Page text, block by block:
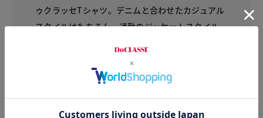
ゥクラッセTシャツ。デニムと合わせたカジュアル
スタイルはもちろん、通勤のジャケットスタイル、
す。1年中着ることができる万能アイテムです。